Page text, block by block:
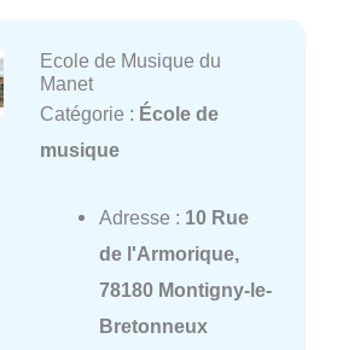
Ecole de Musique du
Manet
Catégorie : École de
musique
Adresse : 10 Rue
de l'Armorique,
78180 Montigny-le-
Bretonneux